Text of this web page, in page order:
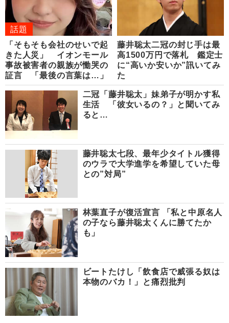
話題
「そもそも会社のせいで起
きた人災」 イオンモール
事故被害者の親族が慟哭の
証言 「最後の言葉は…」
藤井聡太二冠の封じ手は最
高1500万円で落札 鑑定士
に“高いか安いか”訊いてみ
た
二冠「藤井聡太」妹弟子が明かす私
生活 「彼女いるの？」と聞いてみ
ると…
藤井聡太七段、最年少タイトル獲得
のウラで大学進学を希望していた母
との”対局”
林葉直子が復活宣言 「私と中原名人
の子なら藤井聡太くんに勝てたか
も」
ビートたけし「飲食店で威張る奴は
本物のバカ！」と痛烈批判